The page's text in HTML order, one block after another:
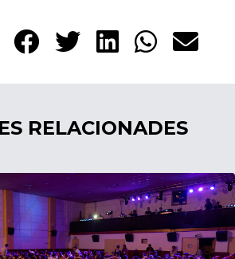
RELACIONADES